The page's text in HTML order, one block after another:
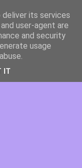
its services
user-agent are
and security
usage
IT